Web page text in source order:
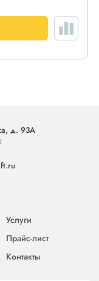
д. 93А
Услуги
Прайс-лист
Контакты